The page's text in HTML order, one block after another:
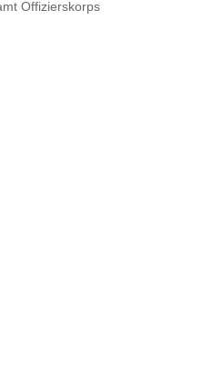
Offizierskorps